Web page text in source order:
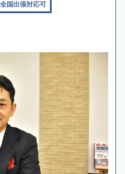
全国出張対応可